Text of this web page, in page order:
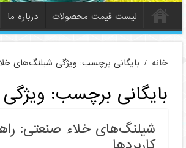
لیست قیمت محصولات درباره ما
خانه / بایگانی برچسب: ویژگی شیلنگ‌های
بایگانی برچسب:
شیلنگ‌های خلاء صنعتی: